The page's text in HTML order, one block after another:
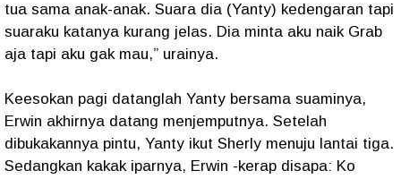
tua sama anak-anak. Suara dia (Yanty) kedengaran tapi
suaraku katanya kurang jelas. Dia minta aku naik Grab
aja tapi aku gak mau,” urainya.
Keesokan pagi datanglah Yanty bersama suaminya,
Erwin akhirnya datang menjemputnya. Setelah
dibukakannya pintu, Yanty ikut Sherly menuju lantai tiga.
Sedangkan kakak iparnya, Erwin -kerap disapa: Ko